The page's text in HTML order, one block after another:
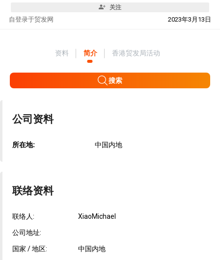
关注
自 2023年3月13日
登录于贸发网
资料 简介 香港贸发局活动
搜索
公司资料
所在地: 中国内地
联络资料
联络人: XiaoMichael
公司地址:
国家 / 地区: 中国内地